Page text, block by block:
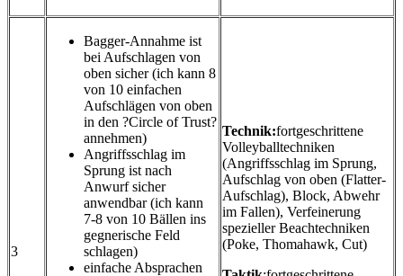
3
Bagger-Annahme ist
bei Aufschlagen von
oben sicher (ich kann 8
von 10 einfachen
Aufschlägen von oben
in den ?Circle of Trust?
annehmen)
Angriffsschlag im
Sprung ist nach
Anwurf sicher
anwendbar (ich kann
7-8 von 10 Bällen ins
gegnerische Feld
schlagen)
einfache Absprachen
Technik:fortgeschrittene
Volleyballtechniken
(Angriffsschlag im Sprung,
Aufschlag von oben (Flatter-
Aufschlag), Block, Abwehr
im Fallen), Verfeinerung
spezieller Beachtechniken
(Poke, Thomahawk, Cut)